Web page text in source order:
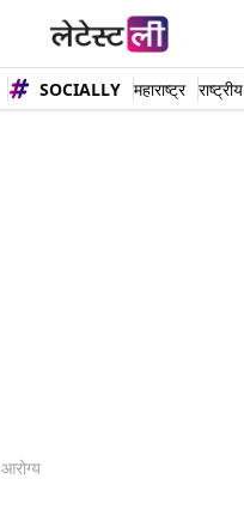
SOCIALLY महाराष्ट्र राष्ट्रीय
आरोग्य